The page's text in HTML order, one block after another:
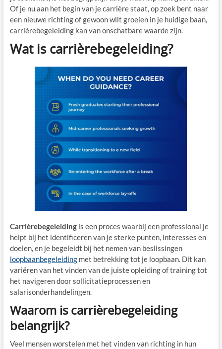
Of je nu aan het begin van je carrière staat, op zoek bent naar
een nieuwe richting of gewoon wilt groeien in je huidige baan,
carrièrebegeleiding kan van onschatbare waarde zijn.
Wat is carrièrebegeleiding?
Carrièrebegeleidingis een proces waarbij een professional je
helpt bij het identificeren van je sterke punten, interesses en
doelen, en je begeleidt bij het nemen van beslissingen
loopbaanbegeleidingmet betrekking tot je loopbaan. Dit kan
variëren van het vinden van de juiste opleiding of training tot
het navigeren door sollicitatieprocessen en
salarisonderhandelingen.
Waarom is carrièrebegeleiding
belangrijk?
Veel mensen worstelen met het vinden van richting in hun